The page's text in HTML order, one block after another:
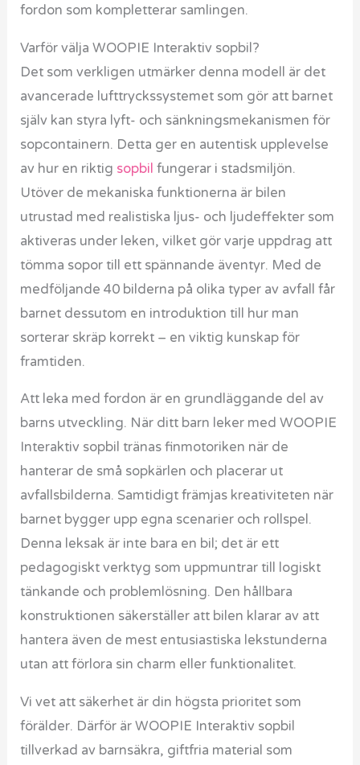
fordon som kompletterar samlingen.
Varför välja WOOPIE Interaktiv sopbil?
Det som verkligen utmärker denna modell är det
avancerade lufttryckssystemet som gör att barnet
själv kan styra lyft- och sänkningsmekanismen för
sopcontainern. Detta ger en autentisk upplevelse
av hur en riktig sopbil fungerar i stadsmiljön.
Utöver de mekaniska funktionerna är bilen
utrustad med realistiska ljus- och ljudeffekter som
aktiveras under leken, vilket gör varje uppdrag att
tömma sopor till ett spännande äventyr. Med de
medföljande 40 bilderna på olika typer av avfall får
barnet dessutom en introduktion till hur man
sorterar skräp korrekt – en viktig kunskap för
framtiden.
Att leka med fordon är en grundläggande del av
barns utveckling. När ditt barn leker med WOOPIE
Interaktiv sopbil tränas finmotoriken när de
hanterar de små sopkärlen och placerar ut
avfallsbilderna. Samtidigt främjas kreativiteten när
barnet bygger upp egna scenarier och rollspel.
Denna leksak är inte bara en bil; det är ett
pedagogiskt verktyg som uppmuntrar till logiskt
tänkande och problemlösning. Den hållbara
konstruktionen säkerställer att bilen klarar av att
hantera även de mest entusiastiska lekstunderna
utan att förlora sin charm eller funktionalitet.
Vi vet att säkerhet är din högsta prioritet som
förälder. Därför är WOOPIE Interaktiv sopbil
tillverkad av barnsäkra, giftfria material som